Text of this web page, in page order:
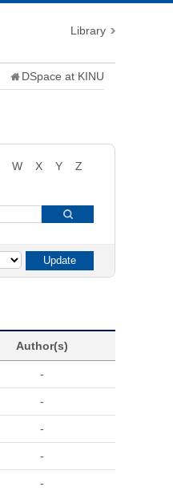
Library
DSpace at KINU
W X Y
Z
Author(s)
-
-
-
-
-